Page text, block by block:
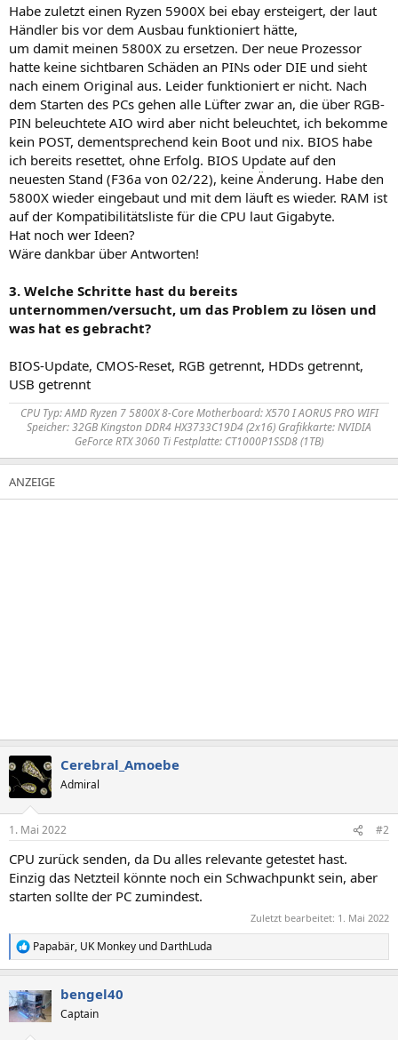
Habe zuletzt einen Ryzen 5900X bei ebay ersteigert, der laut
Händler bis vor dem Ausbau funktioniert hätte,
um damit meinen 5800X zu ersetzen. Der neue Prozessor
hatte keine sichtbaren Schäden an PINs oder DIE und sieht
nach einem Original aus. Leider funktioniert er nicht. Nach
dem Starten des PCs gehen alle Lüfter zwar an, die über RGB-
PIN beleuchtete AIO wird aber nicht beleuchtet, ich bekomme
kein POST, dementsprechend kein Boot und nix. BIOS habe
ich bereits resettet, ohne Erfolg. BIOS Update auf den
neuesten Stand (F36a von 02/22), keine Änderung. Habe den
5800X wieder eingebaut und mit dem läuft es wieder. RAM ist
auf der Kompatibilitätsliste für die CPU laut Gigabyte.
Hat noch wer Ideen?
Wäre dankbar über Antworten!
3. Welche Schritte hast du bereits
unternommen/versucht, um das Problem zu lösen und
was hat es gebracht?
BIOS-Update, CMOS-Reset, RGB getrennt, HDDs getrennt,
USB getrennt
CPU Typ: AMD Ryzen 7 5800X 8-Core Motherboard: X570 I AORUS PRO WIFI
Speicher: 32GB Kingston DDR4 HX3733C19D4 (2x16) Grafikkarte: NVIDIA
GeForce RTX 3060 Ti Festplatte: CT1000P1SSD8 (1TB)
Cerebral_Amoebe
Admiral
1. Mai 2022 #2
CPU zurück senden, da Du alles relevante getestet hast.
Einzig das Netzteil könnte noch ein Schwachpunkt sein, aber
starten sollte der PC zumindest.
Zuletzt bearbeitet: 1. Mai 2022
R
e
k
t
i
Papabär, UK Monkey und DarthLuda
bengel40
Captain